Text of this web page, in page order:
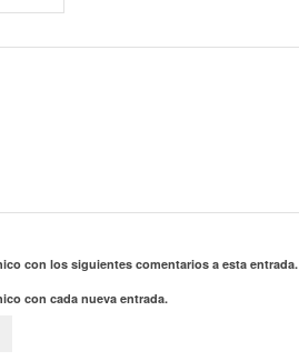
con los siguientes comentarios a esta entrada.
con cada nueva entrada.